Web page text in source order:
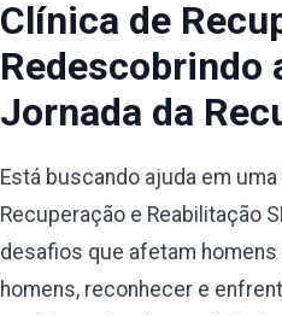
Clínica de
Redescobrindo
Jornada da
Está buscando ajuda em
Recuperação e Reabilitação
desafios que afetam
homens, reconhecer e